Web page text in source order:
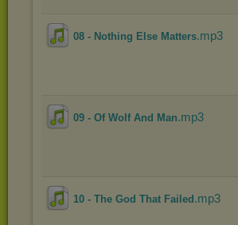
08 - Nothing Else Matters.mp3
09 - Of Wolf And Man.mp3
10 - The God That Failed .mp3